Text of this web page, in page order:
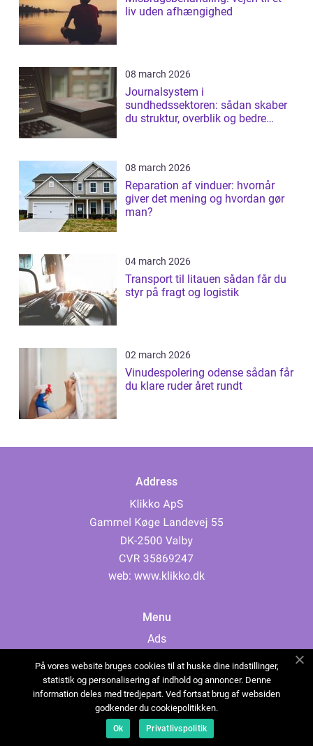
liv uden afhængighed
08 march 2026
Journalsystem i
sundhedssektoren: sådan skaber
du struktur, overblik og bedre
08 march 2026
Reparation af vinduer: hvornår
giver det mening og hvordan gør
man?
04 march 2026
Transport til litauen sådan får du
styr på fragt og logistik
02 march 2026
Vinudespolering odense sådan får
du klare ruder året rundt
Address
web: www.klikko.dk
Menu
Ads
Cookies
Contact
Sitemap
På vores website bruges cookies til at huske dine indstillinger,
statistik og personalisering af indhold og annoncer. Denne
information deles med tredjepart. Ved fortsat brug af websiden
godkender du cookiepolitikken.
Ok Privatlivspolitik